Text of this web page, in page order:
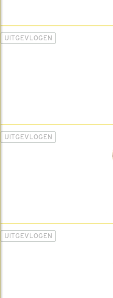
UITGEVLOGEN
UITGEVLOGEN
UITGEVLOGEN